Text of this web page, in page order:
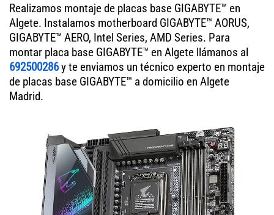
Realizamos montaje de placas base GIGABYTE™ en
Algete. Instalamos motherboard GIGABYTE™ AORUS,
GIGABYTE™ AERO, Intel Series, AMD Series. Para
montar placa base GIGABYTE™ en Algete llámanos al
692500286y te enviamos un técnico experto en montaje
de placas base GIGABYTE™ a domicilio en Algete
Madrid.